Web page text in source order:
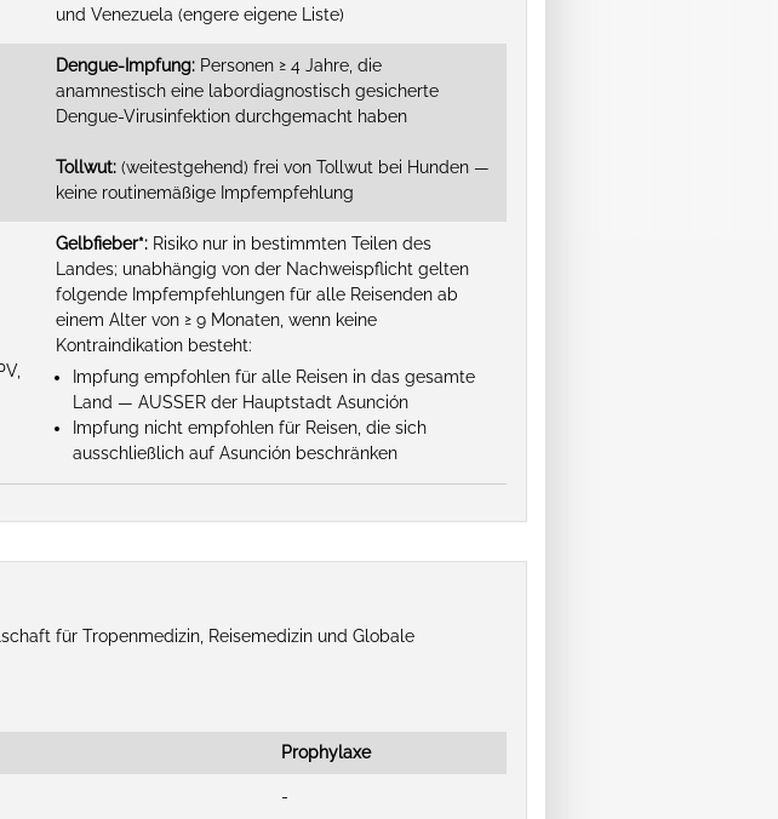
und Venezuela (engere eigene Liste)
Dengue-Impfung: Personen ≥ 4 Jahre, die
anamnestisch eine labordiagnostisch gesicherte
Dengue-Virusinfektion durchgemacht haben
Tollwut: (weitestgehend) frei von Tollwut bei Hunden —
keine routinemäßige Impfempfehlung
Gelbfieber*: Risiko nur in bestimmten Teilen des
Landes; unabhängig von der Nachweispflicht gelten
folgende Impfempfehlungen für alle Reisenden ab
einem Alter von ≥ 9 Monaten, wenn keine
Kontraindikation besteht:
Impfung empfohlen für alle Reisen in das gesamte
Land — AUSSER der Hauptstadt Asunción
Impfung nicht empfohlen für Reisen, die sich
ausschließlich auf Asunción beschränken
für Tropenmedizin, Reisemedizin und Globale
Prophylaxe
-